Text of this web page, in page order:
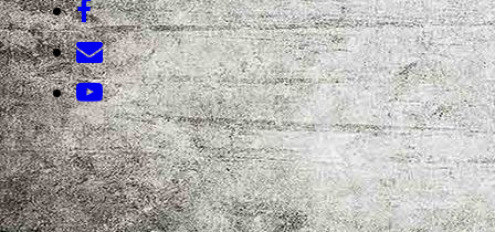
Neuigkeiten
22.05.2026, 16:10
Livemitschnitt Dartmoor Inn